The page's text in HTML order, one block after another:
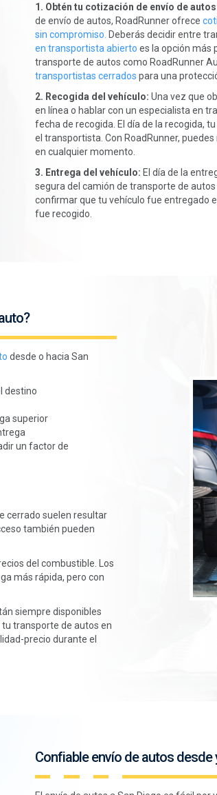
1. Obtén tu cotización de envío de
de envío de autos, RoadRunner ofrece
sin compromiso. Deberás decidir entre
en transportista abierto es la opción más
transporte de autos como RoadRunner
transportistas cerrados para una
2. Recogida del vehículo: Una vez que
en línea o hablar con un especialista en
fecha de recogida. El día de la recogida,
el transportista. Con RoadRunner,
en cualquier momento.
3. Entrega del vehículo: El día de la
segura del camión de transporte de
confirmar que tu vehículo fue entregado
fue recogido.
desde o hacia San
destino
superior
un factor de
cerrado suelen resultar
también pueden
del combustible. Los
más rápida, pero con
siempre disponibles
transporte de autos en
precio durante el
Confiable envío de autos desde